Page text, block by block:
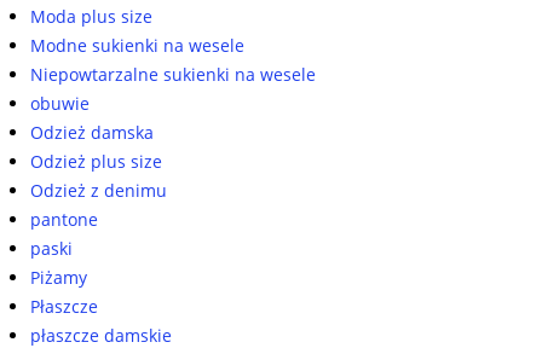
Moda plus size
Modne sukienki na wesele
Niepowtarzalne sukienki na wesele
obuwie
Odzież damska
Odzież plus size
Odzież z denimu
pantone
paski
Piżamy
Płaszcze
płaszcze damskie